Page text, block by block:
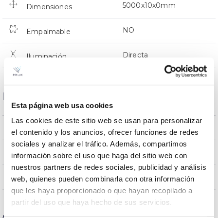
Esta página web usa cookies
Las cookies de este sitio web se usan para personalizar
el contenido y los anuncios, ofrecer funciones de redes
sociales y analizar el tráfico. Además, compartimos
información sobre el uso que haga del sitio web con
nuestros partners de redes sociales, publicidad y análisis
web, quienes pueden combinarla con otra información
que les haya proporcionado o que hayan recopilado a
partir del uso que haya hecho de sus servicios.
Dimensiones 5000x10x0mm
Empalmable NO
Iluminación Directa
Datos ópticos
Temperatura de color
CRI Índice de repr. cromática
Ángulo de apertura 120